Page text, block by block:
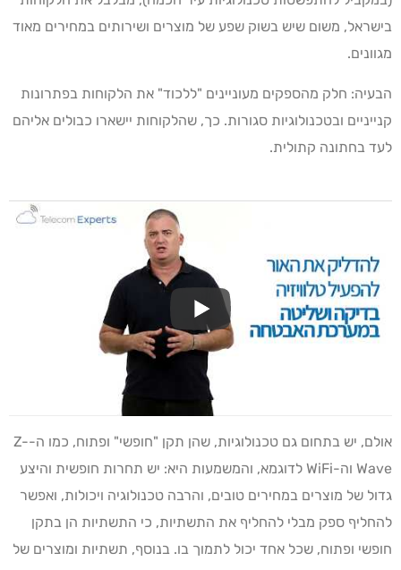
בישראל, משום שיש בשוק שפע של מוצרים ושירותים במחירים מאוד
מגוונים.
הבעיה: חלק מהספקים מעוניינים "ללכוד" את הלקוחות בפתרונות
קנייניים ובטכנולוגיות סגורות. כך, שהלקוחות יישארו כבולים אליהם
לעד בחתונה קתולית.
אולם, יש בתחום גם טכנולוגיות, שהן תקן "חופשי" ופתוח, כמו ה-Z-
Wave וה-WiFi לדוגמא, והמשמעות היא: יש תחרות חופשית והיצע
גדול של מוצרים במחירים טובים, והרבה טכנולוגיה ויכולות, ואפשר
להחליף ספק מבלי להחליף את התשתיות, כי התשתיות הן בתקן
חופשי ופתוח, שכל אחד יכול לתמוך בו. בנוסף, תשתיות ומוצרים של